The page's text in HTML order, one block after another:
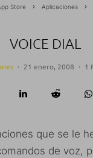
Store Aplicaciones
VOICE DIAL
· 21 enero, 2008 · 1
que se le
de voz,